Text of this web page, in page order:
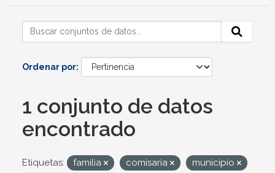
Ordenar por
1 conjunto de datos
encontrado
Etiquetas: familia comisaria municipio